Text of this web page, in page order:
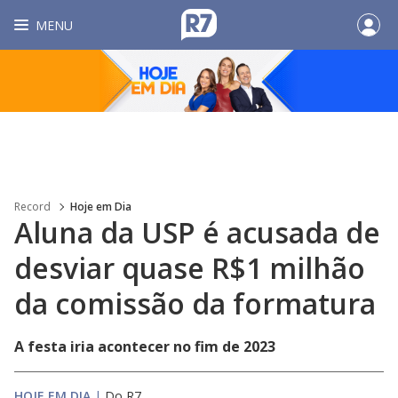
MENU
Record Hoje em Dia
Aluna da USP é acusada de
desviar quase R$1 milhão
da comissão da formatura
A festa iria acontecer no fim de 2023